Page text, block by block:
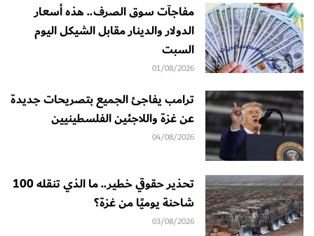
مفاجآت سوق الصرف.. هذه أسعار
الدولار والدينار مقابل الشيكل اليوم
السبت
01/08/2026
ترامب يفاجئ الجميع بتصريحات جديدة
عن غزة واللاجئين الفلسطينيين
04/08/2026
تحذير حقوقي خطير.. ما الذي تنقله 100
شاحنة يوميًا من غزة؟
03/08/2026